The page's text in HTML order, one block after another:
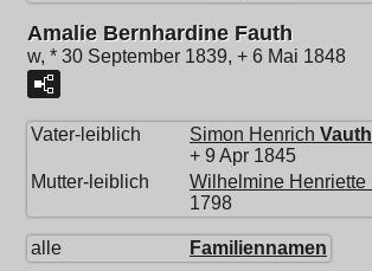
Amalie Bernhardine Fauth
w, * 30 September 1839, + 6 Mai 1848
Vater-leiblich Simon Henrich Vauth
+ 9 Apr 1845
Mutter-leiblich
Wilhelmine Henriette
1798
alle Familiennamen